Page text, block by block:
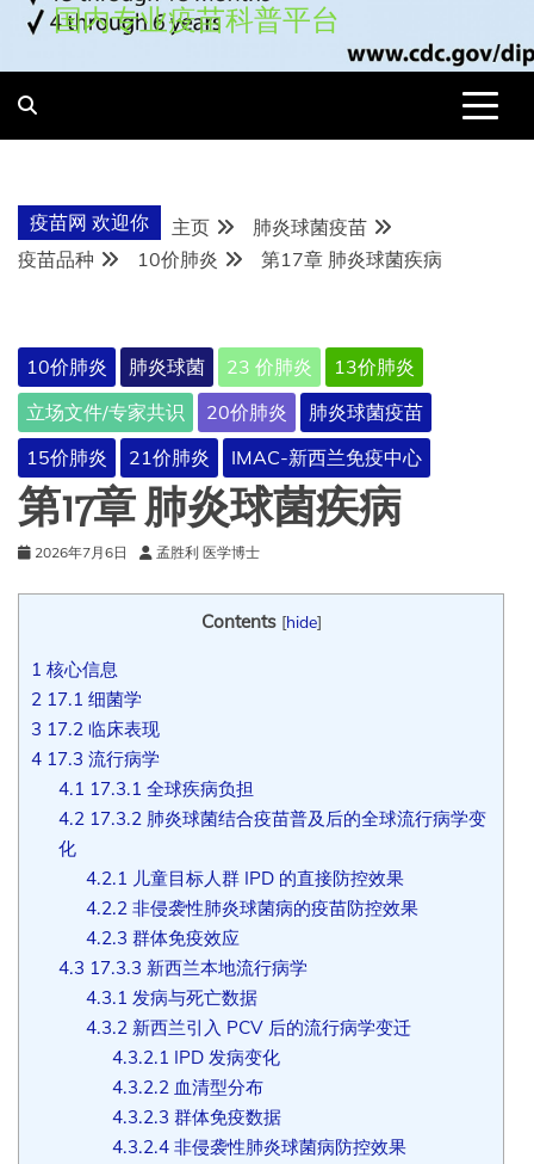
国内专业疫苗科普平台
疫苗网 欢迎你 主页
肺炎球菌疫苗
疫苗品种
10价肺炎 第17章 肺炎球菌疾病
10价肺炎 肺炎球菌 23 价肺炎
13价肺炎
立场文件/专家共识
20价肺炎
肺炎球菌疫苗
15价肺炎
21价肺炎 IMAC-新西兰免疫中心
第17章 肺炎球菌疾病
2026年7月6日 孟胜利 医学博士
Contents [hide]
1 核心信息
2 17.1 细菌学
3 17.2 临床表现
4 17.3 流行病学
4.1 17.3.1 全球疾病负担
4.217.3.2 肺炎球菌结合疫苗普及后的全球流行病学变
化
4.2.1 儿童目标人群 IPD 的直接防控效果
4.2.2非侵袭性肺炎球菌病的疫苗防控效果
4.2.3 群体免疫效应
4.3 17.3.3 新西兰本地流行病学
4.3.1 发病与死亡数据
4.3.2新西兰引入 PCV 后的流行病学变迁
4.3.2.1 IPD 发病变化
4.3.2.2 血清型分布
4.3.2.3 群体免疫数据
4.3.2.4 非侵袭性肺炎球菌病防控效果